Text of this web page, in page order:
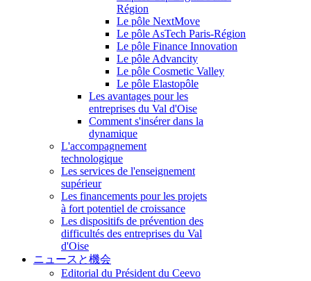
Région
Le pôle NextMove
Le pôle AsTech Paris-Région
Le pôle Finance Innovation
Le pôle Advancity
Le pôle Cosmetic Valley
Le pôle Elastopôle
Les avantages pour les
entreprises du Val d'Oise
Comment s'insérer dans la
dynamique
L'accompagnement
technologique
Les services de l'enseignement
supérieur
Les financements pour les projets
à fort potentiel de croissance
Les dispositifs de prévention des
difficultés des entreprises du Val
d'Oise
ニュースと機会
Editorial du Président du Ceevo